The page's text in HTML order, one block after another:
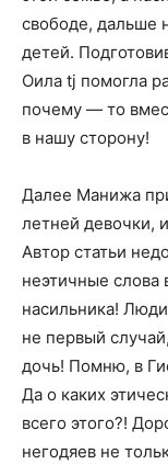
свободе, дальше
детей.
Оила tj помогла
почему — то
в нашу сторону!
Далее Манижа
летней девочки,
Автор статьи
неэтичные слова
насильника!
не первый
дочь! Помню, в
Да о каких
всего этого?!
негодяев не